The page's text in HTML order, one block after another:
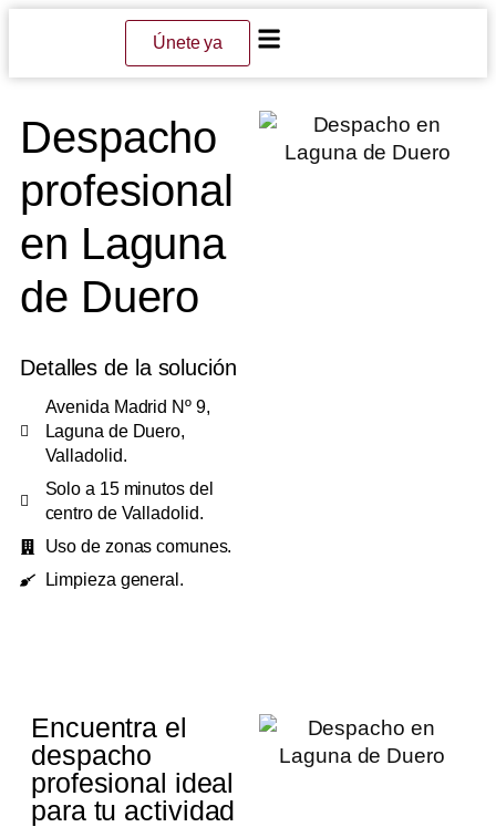
Únete ya
Despacho
profesional
en Laguna
de Duero
Detalles de la solución
Avenida Madrid Nº 9,
Laguna de Duero,
Valladolid.
Solo a 15 minutos del
centro de Valladolid.
Uso de zonas comunes.
Limpieza general.
Encuentra el
despacho
profesional ideal
para tu actividad